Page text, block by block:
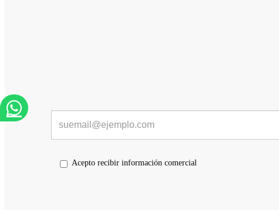
Acepto recibir información comercial